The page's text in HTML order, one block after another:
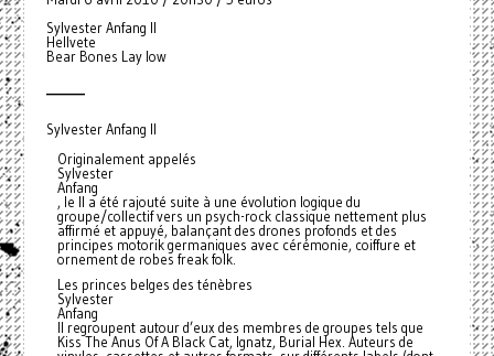
Sylvester Anfang II
Hellvete
Bear Bones Lay low
Sylvester Anfang II
Originalement appelés
Sylvester
Anfang
, le II a été rajouté suite à une évolution logique du
groupe/collectif vers un psych-rock classique nettement plus
affirmé et appuyé, balançant des drones profonds et des
principes motorik germaniques avec cérémonie, coiffure et
ornement de robes freak folk.
Les princes belges des ténèbres
Sylvester
Anfang
II regroupent autour d’eux des membres de groupes tels que
Kiss The Anus Of A Black Cat, Ignatz, Burial Hex. Auteurs de